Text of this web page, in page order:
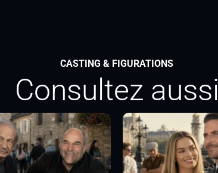
CASTING & FIGURATIONS
Consultez aussi